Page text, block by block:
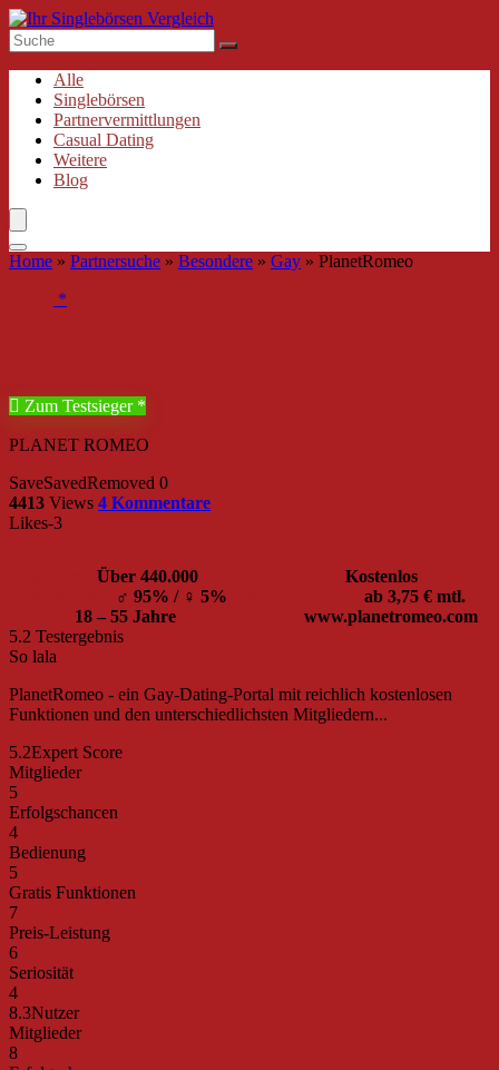
Alle
Singlebörsen
Partnervermittlungen
Casual Dating
Weitere
Blog
Home » Partnersuche » Besondere » Gay » PlanetRomeo
Zum Testsieger
PLANET ROMEO
SaveSavedRemoved 0
4413 Views 4 Kommentare
Likes-3
Über 440.000
♂ 95% / ♀ 5%
18 – 55 Jahre
Kostenlos
ab 3,75 € mtl.
www.planetromeo.com
5.2 Testergebnis
So lala
PlanetRomeo - ein Gay-Dating-Portal mit reichlich kostenlosen
Funktionen und den unterschiedlichsten Mitgliedern...
5.2Expert Score
Mitglieder
5
Erfolgschancen
4
Bedienung
5
Gratis Funktionen
7
Preis-Leistung
6
Seriosität
4
8.3Nutzer
Mitglieder
8